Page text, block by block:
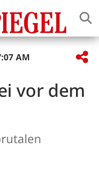
AM
vor dem